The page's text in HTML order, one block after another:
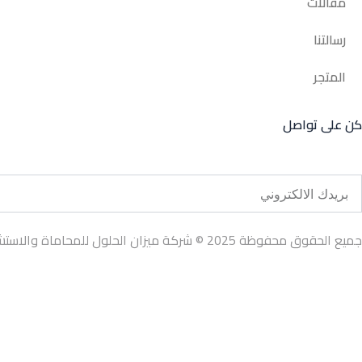
رسالتنا
المتجر
كن على تواصل
Email
جميع الحقوق محفوظة 2025 © شركة ميزان الحلول للمحاماة والاستشارات القانونية